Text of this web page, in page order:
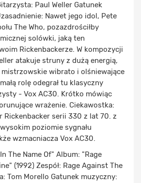
Paul Weller Gatunek
Nawet jego idol, Pete
The Who, pozazdrościłby
solówki, jaką ten
Rickenbackerze. W kompozycji
atakuje struny z dużą energią,
wibrato i olśniewające
rolę odegrał tu klasyczny
- Vox AC30. Krótko mówiąc
wrażenie. Ciekawostka:
Rickenbacker serii 330 z lat 70. z
poziomie sygnału
wzmacniacza Vox AC30.
The Name Of" Album: "Rage
(1992) Zespół: Rage Against The
Tom Morello Gatunek muzyczny: